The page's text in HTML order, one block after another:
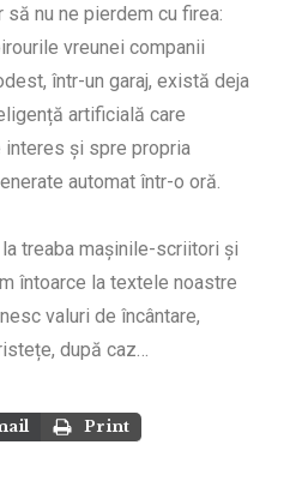
să nu ne pierdem cu firea:
vreunei companii
într-un garaj, există deja
artificială care
interes și spre propria
automat într-o oră.
treaba mașinile-scriitori și
întoarce la textele noastre
valuri de încântare,
după caz…
Print